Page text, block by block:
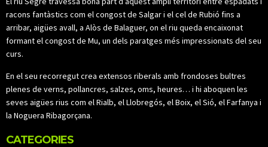
racons fantàstics com el congost de Salgar i el cel de Rubió fins a
arribar, aigües avall, a Alòs de Balaguer, on el riu queda encaixonat
formant el congost de Mu, un dels paratges més impressionats del seu
curs.
En el seu recorregut crea extensos riberals amb frondoses bultres
plenes de verns, pollancres, salzes, oms, heures… i hi aboquen les
seves aigües rius com el Rialb, el Llobregós, el Boix, el Sió, el Farfanya i
la Noguera Ribagorçana.
CATEGORIES